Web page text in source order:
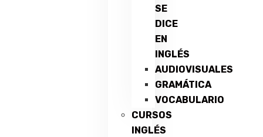
SE
DICE
EN
INGLÉS
AUDIOVISUALES
GRAMÁTICA
VOCABULARIO
CURSOS
INGLÉS